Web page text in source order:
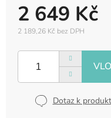
2 649 Kč
2 189,26 Kč bez DPH
cena:
Dotaz k